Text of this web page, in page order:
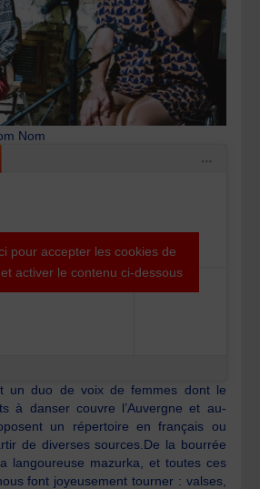
Nom
pour accepter les cookies de
activer le contenu ci-dessous
un duo de voix de femmes dont le
à danser couvre l’Auvergne et au-
un répertoire en français ou
de diverses sources.De la bourrée
langoureuse mazurka, et toutes ces
font joyeusement tourner : valses,